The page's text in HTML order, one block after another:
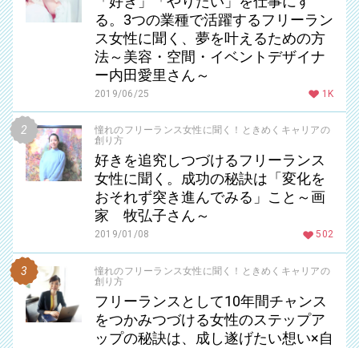
る。3つの業種で活躍するフリーラン
ス女性に聞く、夢を叶えるための方
法～美容・空間・イベントデザイナ
ー内田愛里さん～
2019/06/25 1K
憧れのフリーランス女性に聞く！ときめくキャリアの
創り方
好きを追究しつづけるフリーランス
女性に聞く。成功の秘訣は「変化を
おそれず突き進んでみる」こと～画
家 牧弘子さん～
2019/01/08 502
憧れのフリーランス女性に聞く！ときめくキャリアの
創り方
フリーランスとして10年間チャンス
をつかみつづける女性のステップア
ップの秘訣は、成し遂げたい想い×自